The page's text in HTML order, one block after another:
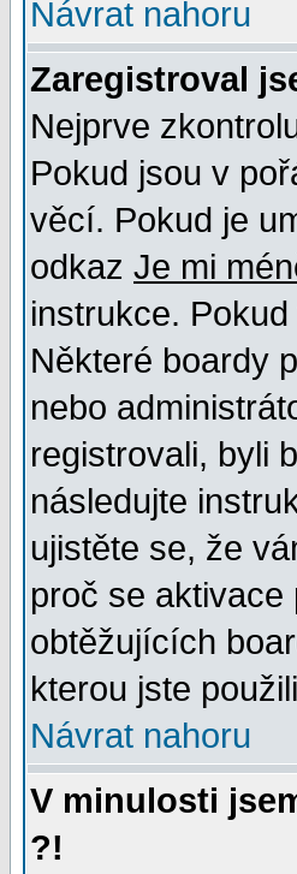
Návrat nahoru
Zaregistroval
Nejprve
Pokud jsou v
věcí. Pokud je
odkaz Je mi
instrukce.
Některé boardy
nebo
registrovali, byli
následujte
ujistěte se, že
proč se
obtěžujících
kterou jste
Návrat nahoru
V minulosti
?!